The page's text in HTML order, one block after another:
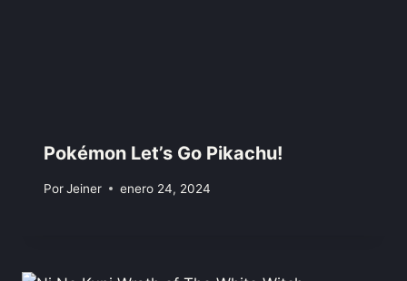
Pokémon Let’s Go Pikachu!
PorJeiner enero 24, 2024